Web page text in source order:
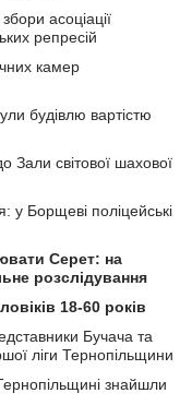
асоціації
репресій
камер
будівлю вартістю
Зали світової шахової
у Борщеві поліцейські
Серет: на
розслідування
18-60 років
Бучача та
ліги Тернопільщини
знайшли